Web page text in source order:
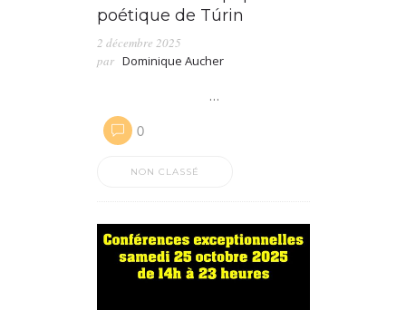
poétique de Túrin
2 décembre 2025
par Dominique Aucher
…
0
NON CLASSÉ